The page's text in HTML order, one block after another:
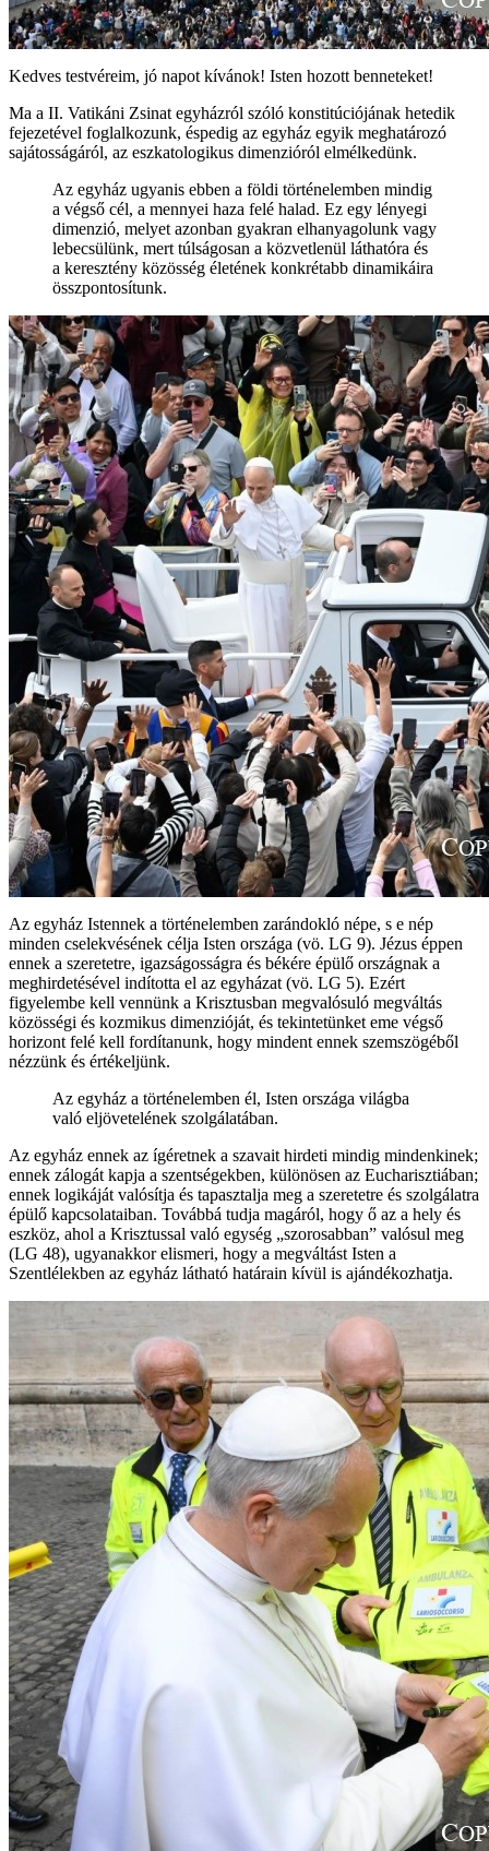
Kedves testvéreim, jó napot kívánok! Isten hozott benneteket!
Ma a II. Vatikáni Zsinat egyházról szóló konstitúciójának hetedik
fejezetével foglalkozunk, éspedig az egyház egyik meghatározó
sajátosságáról, az eszkatologikus dimenzióról elmélkedünk.
Az egyház ugyanis ebben a földi történelemben mindig
a végső cél, a mennyei haza felé halad. Ez egy lényegi
dimenzió, melyet azonban gyakran elhanyagolunk vagy
lebecsülünk, mert túlságosan a közvetlenül láthatóra és
a keresztény közösség életének konkrétabb dinamikáira
összpontosítunk.
Az egyház Istennek a történelemben zarándokló népe, s e nép
minden cselekvésének célja Isten országa (vö. LG 9). Jézus éppen
ennek a szeretetre, igazságosságra és békére épülő országnak a
meghirdetésével indította el az egyházat (vö. LG 5). Ezért
figyelembe kell vennünk a Krisztusban megvalósuló megváltás
közösségi és kozmikus dimenzióját, és tekintetünket eme végső
horizont felé kell fordítanunk, hogy mindent ennek szemszögéből
nézzünk és értékeljünk.
Az egyház a történelemben él, Isten országa világba
való eljövetelének szolgálatában.
Az egyház ennek az ígéretnek a szavait hirdeti mindig mindenkinek;
ennek zálogát kapja a szentségekben, különösen az Eucharisztiában;
ennek logikáját valósítja és tapasztalja meg a szeretetre és szolgálatra
épülő kapcsolataiban. Továbbá tudja magáról, hogy ő az a hely és
eszköz, ahol a Krisztussal való egység „szorosabban” valósul meg
(LG 48), ugyanakkor elismeri, hogy a megváltást Isten a
Szentlélekben az egyház látható határain kívül is ajándékozhatja.